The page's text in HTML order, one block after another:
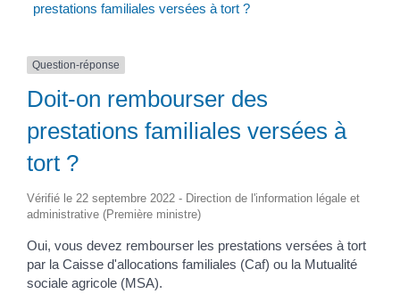
prestations familiales versées à tort ?
Question-réponse
Doit-on rembourser des
prestations familiales versées à
tort ?
Vérifié le 22 septembre 2022 - Direction de l'information légale et
administrative (Première ministre)
Oui, vous devez rembourser les prestations versées à tort
par la Caisse d'allocations familiales (Caf) ou la Mutualité
sociale agricole (MSA).